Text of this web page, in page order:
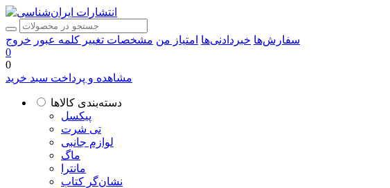
سفارش‌ها خبردادنی‌ها امتیاز من مشخصات تغییر کلمه عبور خروج
0
0
مشاهده و پرداخت سبد خرید
دسته‌بندی کالاها
پیکسل
تی شرت
لوازم جانبی
ماگ
مانترا
نشان‌گر کتاب